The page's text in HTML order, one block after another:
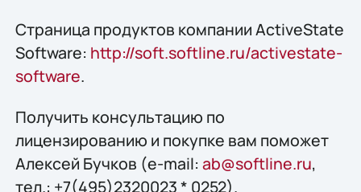
Страница продуктов компании ActiveState
Software: http://soft.softline.ru/activestate-
software.
Получить конcультацию по
лицензированию и покупке вам поможет
Алексей Бучков (e-mail: ab@softline.ru,
тел.: +7(495)2320023 * 0252).